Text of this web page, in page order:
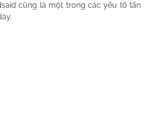
cũng là một trong các yếu tố tấn